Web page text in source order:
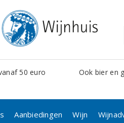
50 euro Ook bier en
Aanbiedingen Wijn